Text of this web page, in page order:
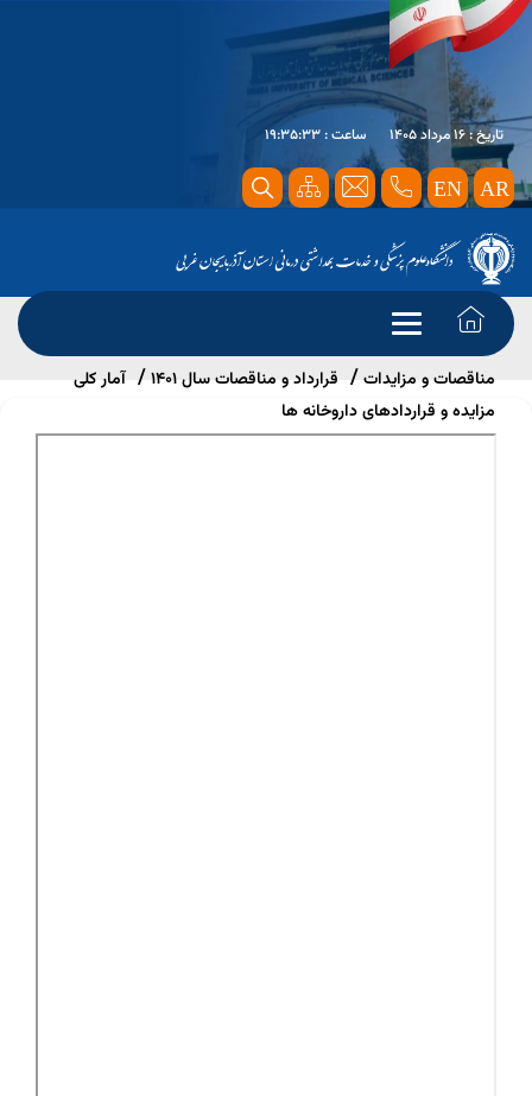
تاریخ : 16 مرداد 1405 ساعت : 19:35:33
AR
EN
صفحه اصلی
مناقصات و مزایدات
قرارداد و مناقصات سال 1401
آمار کلی
مزایده و قراردادهای داروخانه ها